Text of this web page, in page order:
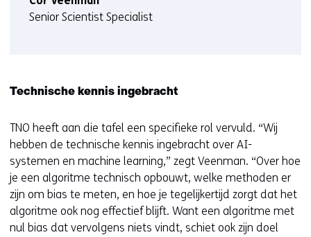
Senior Scientist Specialist
Technische kennis ingebracht
TNO heeft aan die tafel een specifieke rol vervuld. “Wij
hebben de technische kennis ingebracht over AI-
systemen en machine learning,” zegt Veenman. “Over hoe
je een algoritme technisch opbouwt, welke methoden er
zijn om bias te meten, en hoe je tegelijkertijd zorgt dat het
algoritme ook nog effectief blijft. Want een algoritme met
nul bias dat vervolgens niets vindt, schiet ook zijn doel